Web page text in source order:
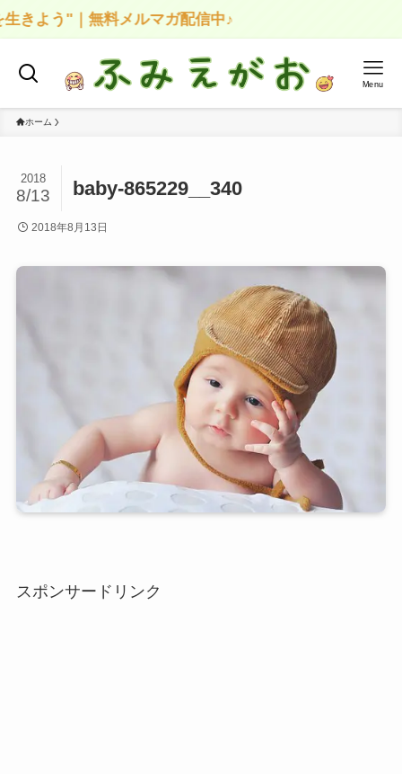
よう"｜無料メルマガ配信中♪
Menu
ホーム
baby-865229__340
2018
8/13
2018年8月13日
スポンサードリンク